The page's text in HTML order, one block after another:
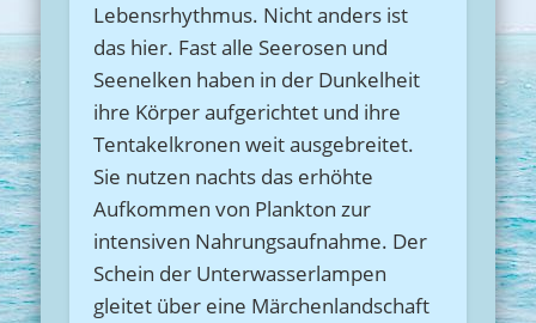
Lebensrhythmus. Nicht anders ist
das hier. Fast alle Seerosen und
Seenelken haben in der Dunkelheit
ihre Körper aufgerichtet und ihre
Tentakelkronen weit ausgebreitet.
Sie nutzen nachts das erhöhte
Aufkommen von Plankton zur
intensiven Nahrungsaufnahme. Der
Schein der Unterwasserlampen
gleitet über eine Märchenlandschaft